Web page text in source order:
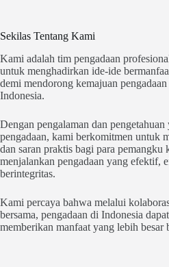
Sekilas Tentang Kami
Kami adalah tim pengadaan
untuk menghadirkan ide-ide
demi mendorong kemajuan
Indonesia.
Dengan pengalaman dan
pengadaan, kami berkomitmen untuk
dan saran praktis bagi para pemangku
menjalankan pengadaan yang efektif,
berintegritas.
Kami percaya bahwa melalui
bersama, pengadaan di Indonesia
memberikan manfaat yang lebih besar